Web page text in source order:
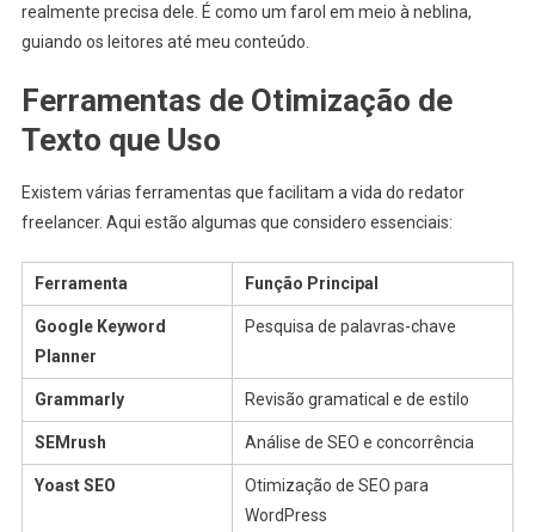
realmente precisa dele. É como um farol em meio à neblina,
guiando os leitores até meu conteúdo.
Ferramentas de Otimização de
Texto que Uso
Existem várias ferramentas que facilitam a vida do redator
freelancer. Aqui estão algumas que considero essenciais:
Ferramenta Função Principal
Google Keyword
Planner
Pesquisa de palavras-chave
Grammarly Revisão gramatical e de estilo
SEMrush Análise de SEO e concorrência
Yoast SEO
Otimização de SEO para
WordPress